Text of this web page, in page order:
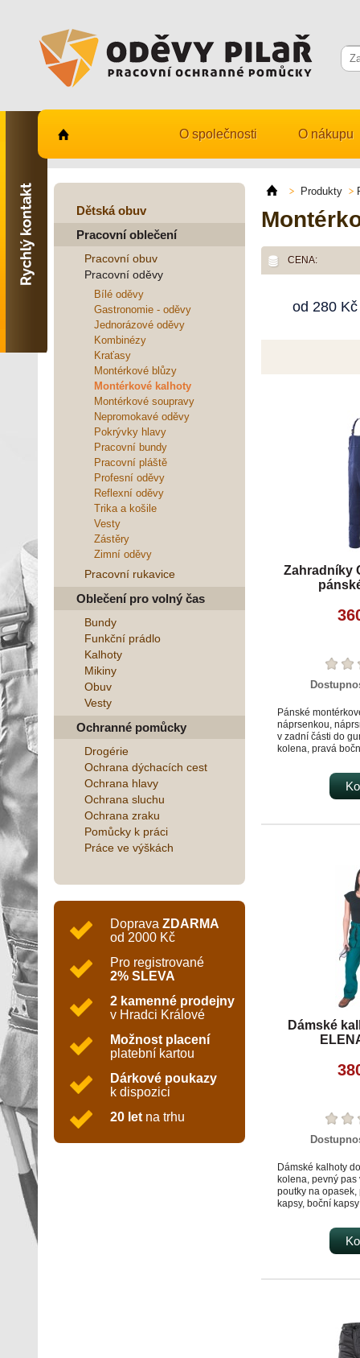
O společnosti O nákupu
Dětská obuv
Pracovní oblečení
Pracovní obuv
Pracovní oděvy
Bílé oděvy
Gastronomie - oděvy
Jednorázové oděvy
Kombinézy
Kraťasy
Montérkové blůzy
Montérkové kalhoty
Montérkové soupravy
Nepromokavé oděvy
Pokrývky hlavy
Pracovní bundy
Pracovní pláště
Profesní oděvy
Reflexní oděvy
Trika a košile
Vesty
Zástěry
Zimní oděvy
Pracovní rukavice
Oblečení pro volný čas
Bundy
Funkční prádlo
Kalhoty
Mikiny
Obuv
Vesty
Ochranné pomůcky
Drogérie
Ochrana dýchacích cest
Ochrana hlavy
Ochrana sluchu
Ochrana zraku
Pomůcky k práci
Práce ve výškách
Doprava ZDARMA
od 2000 Kč
Pro registrované
2% SLEVA
2 kamenné prodejny
v Hradci Králové
Možnost placení
platební kartou
Dárkové poukazy
k dispozici
20 let na trhu
Produkty
CENA:
od 280 Kč
Zahradníky
Pánské
náprsenkou,
v zadní části do
kolena, pravá
použití:
automobilový
skladová
Dámské
Dámské kalhoty
kolena, pevný pas
poutky na
kapsy, boční
Kontaktujte nás
731 482 530
info@odevy-pilar.cz
Provozovna:
Hradec Králové
Provozovna:
Stavební 1140, 500 03
Hradec Králové